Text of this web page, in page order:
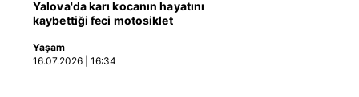
Yalova'da karı kocanın hayatını
kaybettiği feci motosiklet
yansıdı | Video
Yaşam
16.07.2026 | 16:34